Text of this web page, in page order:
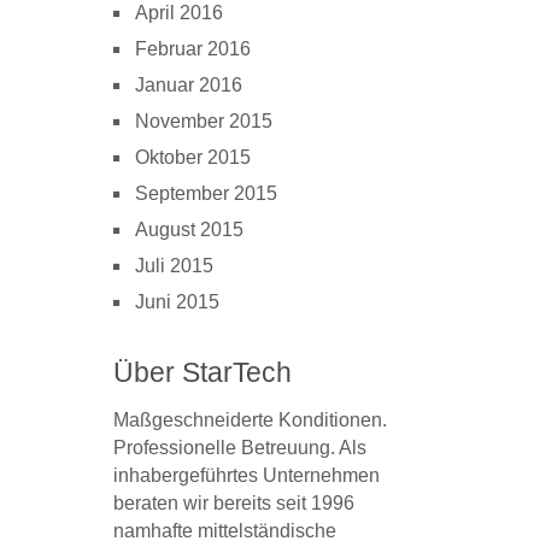
April 2016
Februar 2016
Januar 2016
November 2015
Oktober 2015
September 2015
August 2015
Juli 2015
Juni 2015
Über StarTech
Maßgeschneiderte Konditionen.
Professionelle Betreuung. Als
inhabergeführtes Unternehmen
beraten wir bereits seit 1996
namhafte mittelständische